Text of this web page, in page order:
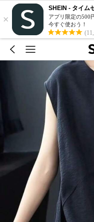
×
SHEIN - タイム
アプリ限定の500
今すぐ使おう！